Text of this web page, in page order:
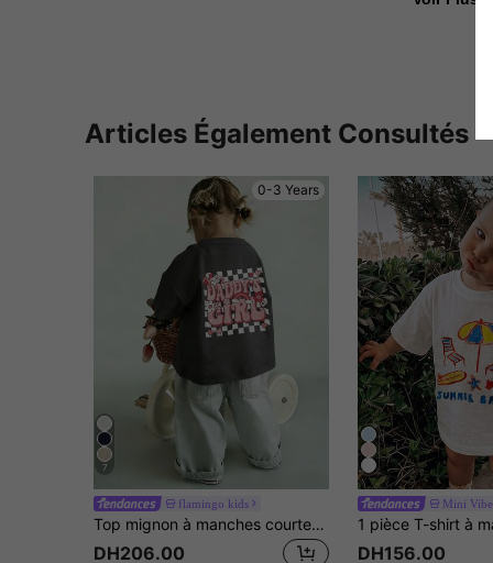
Articles Également Consultés
0-3 Years
7
flamingo kids
Top mignon à manches courtes, col rond, imprimé de graffitis et de lettres minimalistes à carreaux pour bébé fille
DH206.00
Mini
DH156.00